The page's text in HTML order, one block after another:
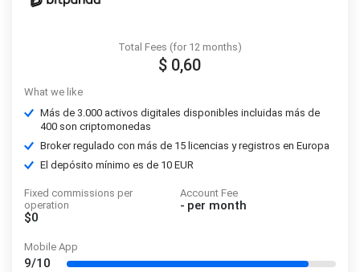
Total Fees (for 12 months)
$ 0,60
What we like
Más de 3.000 activos digitales disponibles incluidas más de
400 son criptomonedas
Broker regulado con más de 15 licencias y registros en Europa
El depósito mínimo es de 10 EUR
Fixed commissions per
operation
$0
Account Fee
- per month
Mobile App
9/10